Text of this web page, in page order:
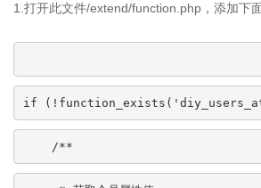
1.打开此文件/extend/function.php，添加下
if
/**